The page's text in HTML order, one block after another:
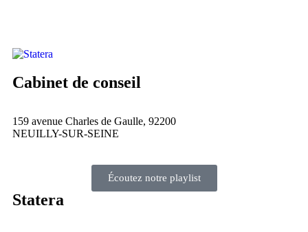
Cabinet de conseil
159 avenue Charles de Gaulle, 92200
NEUILLY-SUR-SEINE
Écoutez notre playlist
Statera